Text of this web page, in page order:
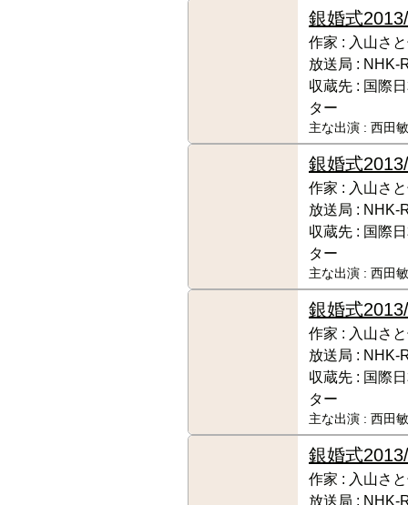
銀婚式
作家 : 入山さ
放送局 :
収蔵先 : 国際
ター
主な出演 : 西田
銀婚式
作家 : 入山さ
放送局 :
収蔵先 : 国際
ター
主な出演 : 西田
銀婚式
作家 : 入山さ
放送局 :
収蔵先 : 国際
ター
主な出演 : 西田
銀婚式
作家 : 入山さ
放送局 :